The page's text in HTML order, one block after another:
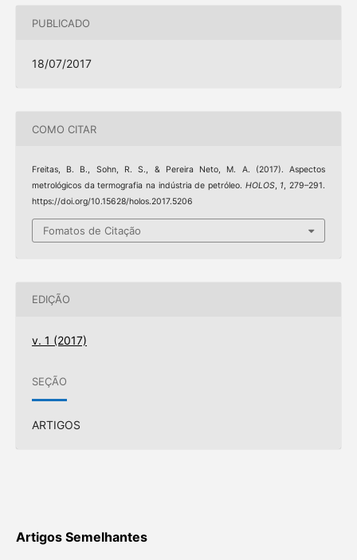
PUBLICADO
18/07/2017
COMO CITAR
Freitas, B. B., Sohn, R. S., & Pereira Neto, M. A. (2017). Aspectos
metrológicos da termografia na indústria de petróleo. HOLOS, 1, 279–291.
https://doi.org/10.15628/holos.2017.5206
Fomatos de Citação
EDIÇÃO
v. 1 (2017)
SEÇÃO
ARTIGOS
Artigos Semelhantes